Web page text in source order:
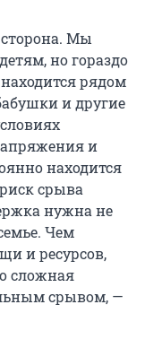
сторона. Мы
но гораздо
рядом
и другие
и
находится
срыва
нужна не
Чем
и ресурсов,
сложная
срывом, —